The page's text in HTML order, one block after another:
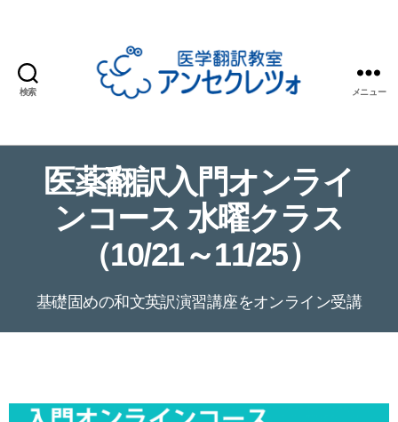
検索
学
翻
訳
教
室
ン
ク
メニュー
医薬翻訳入門オンライ
ンコース 水曜クラス
（10/21～11/25）
基礎固めの和文英訳演習講座をオンライン受講